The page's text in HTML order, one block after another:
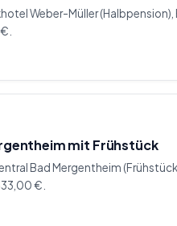
Weber-Müller (Halbpension),
mit Frühstück
Bad Mergentheim
€.